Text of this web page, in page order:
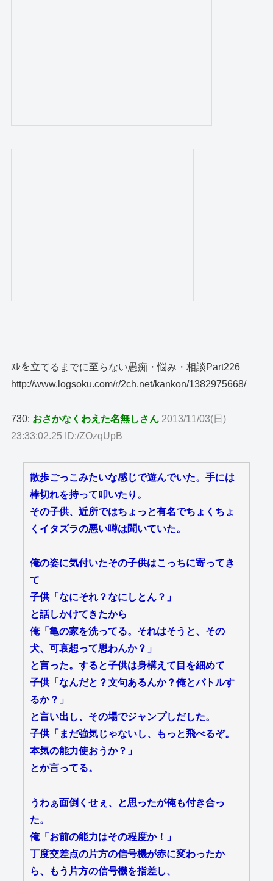
ｽﾚを立てるまでに至らない愚痴・悩み・相談Part226
http://www.logsoku.com/r/2ch.net/kankon/1382975668/
730: おさかなくわえた名無しさん 2013/11/03(日)
23:33:02.25 ID:/ZOzqUpB
散歩ごっこみたいな感じで遊んでいた。手には
棒切れを持って叩いたり。
その子供、近所ではちょっと有名でちょくちょ
くイタズラの悪い噂は聞いていた。
俺の姿に気付いたその子供はこっちに寄ってき
て
子供「なにそれ？なにしとん？」
と話しかけてきたから
俺「亀の家を洗ってる。それはそうと、その
犬、可哀想って思わんか？」
と言った。すると子供は身構えて目を細めて
子供「なんだと？文句あるんか？俺とバトルす
るか？」
と言い出し、その場でジャンプしだした。
子供「まだ強気じゃないし、もっと飛べるぞ。
本気の能力使おうか？」
とか言ってる。
うわぁ面倒くせぇ、と思ったが俺も付き合っ
た。
俺「お前の能力はその程度か！」
丁度交差点の片方の信号機が赤に変わったか
ら、もう片方の信号機を指差し、